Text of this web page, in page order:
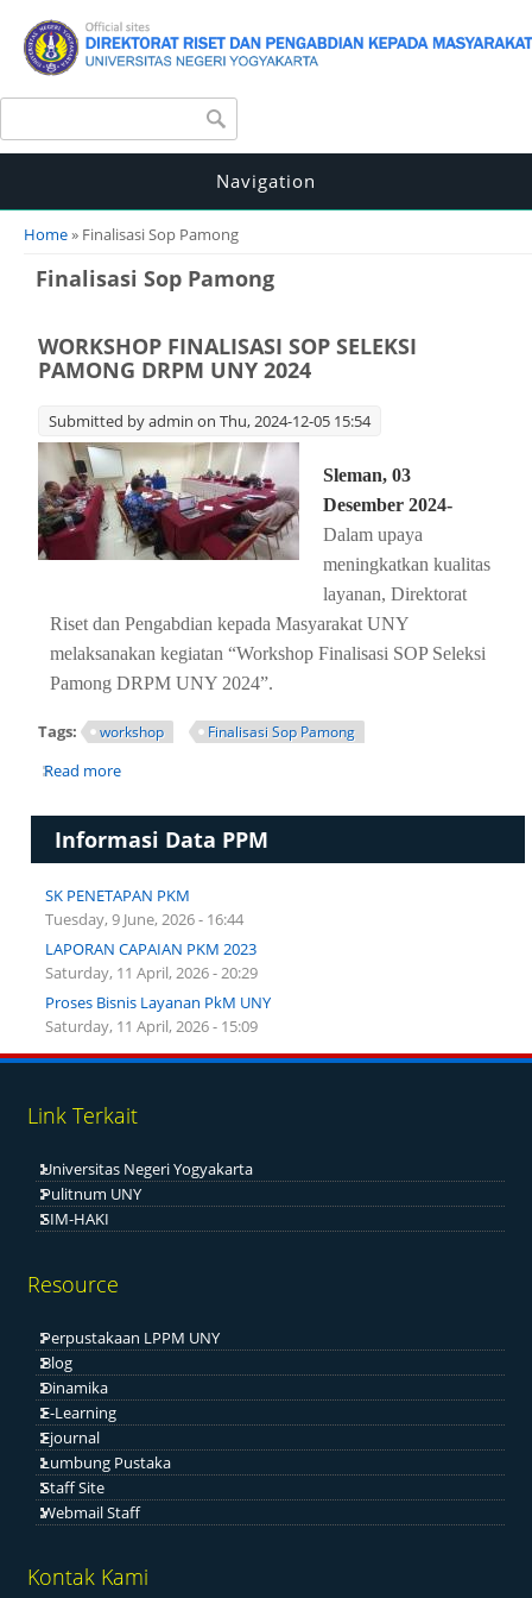
Search form
Navigation
You are here
Home» Finalisasi Sop Pamong
Finalisasi Sop Pamong
WORKSHOP FINALISASI SOP SELEKSI
PAMONG DRPM UNY 2024
Submitted byadmin on Thu, 2024-12-05 15:54
Sleman, 03
Desember 2024-
Dalam upaya
meningkatkan kualitas
layanan, Direktorat
Riset dan Pengabdian kepada Masyarakat UNY
melaksanakan kegiatan “Workshop Finalisasi SOP Seleksi
Pamong DRPM UNY 2024”.
Tags: workshop Finalisasi Sop Pamong
Read more
Informasi Data PPM
SK PENETAPAN PKM
Tuesday, 9 June, 2026 - 16:44
LAPORAN CAPAIAN PKM 2023
Saturday, 11 April, 2026 - 20:29
Proses Bisnis Layanan PkM UNY
Saturday, 11 April, 2026 - 15:09
Link Terkait
Universitas Negeri Yogyakarta
Pulitnum UNY
SIM-HAKI
Resource
Perpustakaan LPPM UNY
Blog
Dinamika
E-Learning
Ejournal
Lumbung Pustaka
Staff Site
Webmail Staff
Kontak Kami